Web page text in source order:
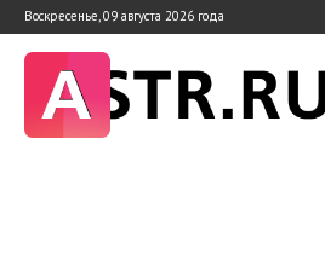
Воскресенье, 09 августа 2026 года